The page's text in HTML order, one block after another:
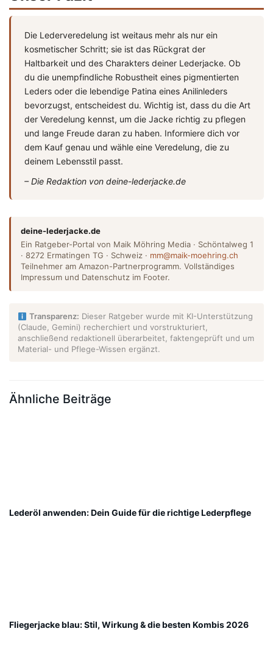
Die Lederveredelung ist weitaus mehr als nur ein
kosmetischer Schritt; sie ist das Rückgrat der
Haltbarkeit und des Charakters deiner Lederjacke. Ob
du die unempfindliche Robustheit eines pigmentierten
Leders oder die lebendige Patina eines Anilinleders
bevorzugst, entscheidest du. Wichtig ist, dass du die Art
der Veredelung kennst, um die Jacke richtig zu pflegen
und lange Freude daran zu haben. Informiere dich vor
dem Kauf genau und wähle eine Veredelung, die zu
deinem Lebensstil passt.
– Die Redaktion von deine-lederjacke.de
deine-lederjacke.de
Ein Ratgeber-Portal von Maik Möhring Media · Schöntalweg 1
· 8272 Ermatingen TG · Schweiz · mm@maik-moehring.ch
Teilnehmer am Amazon-Partnerprogramm. Vollständiges
Impressum und Datenschutz im Footer.
Transparenz: Dieser Ratgeber wurde mit KI-Unterstützung
(Claude, Gemini) recherchiert und vorstrukturiert,
anschließend redaktionell überarbeitet, faktengeprüft und um
Material- und Pflege-Wissen ergänzt.
Ähnliche Beiträge
Lederöl anwenden: Dein Guide für die richtige Lederpflege
Fliegerjacke blau: Stil, Wirkung & die besten Kombis 2026